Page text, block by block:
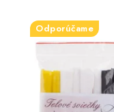
Odporúčame